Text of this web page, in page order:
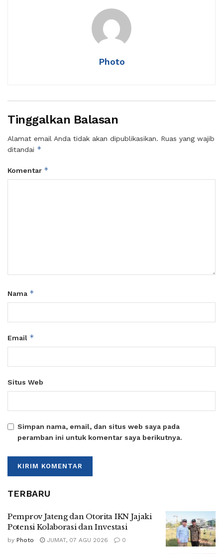
Photo
Tinggalkan Balasan
Alamat email Anda tidak akan dipublikasikan. Ruas yang wajib
ditandai *
Komentar *
Nama *
Email *
Situs Web
Simpan nama, email, dan situs web saya pada
peramban ini untuk komentar saya berikutnya.
TERBARU
Pemprov Jateng dan Otorita IKN Jajaki
Potensi Kolaborasi dan Investasi
by Photo JUMAT, 07 AGU 2026 0